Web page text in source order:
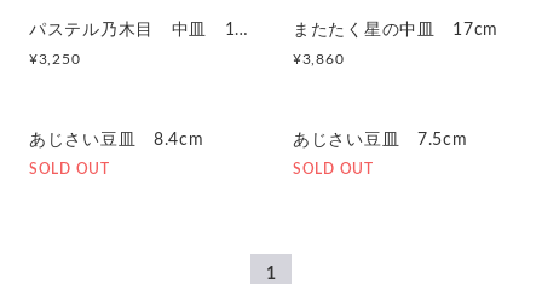
パステル乃木目 中皿 18.7cm
¥3,250
またたく星の中皿 17cm
¥3,860
あじさい豆皿 8.4cm
SOLD OUT
あじさい豆皿 7.5cm
SOLD OUT
1